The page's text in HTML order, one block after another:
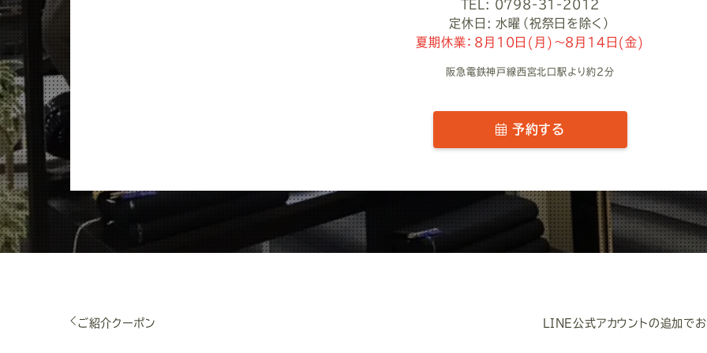
TEL: 0798-31-2012
定休日: 水曜（祝祭日を除く）
夏期休業：8月10日(月)～8月14日(金)
阪急電鉄神戸線西宮北口駅より約2分
予約する
ご紹介クーポン LINE公式アカウントの追加で